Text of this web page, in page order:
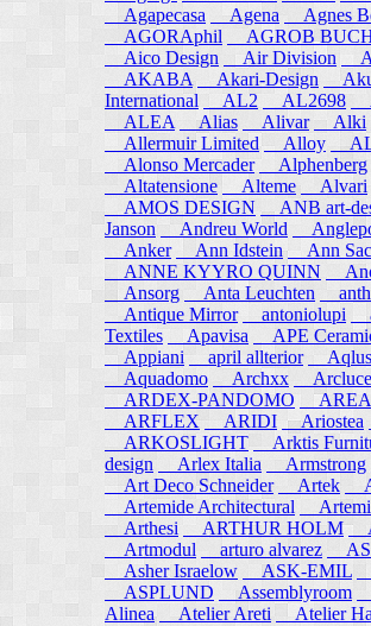
Agapecasa
Agena
Agnes
AGORAphil
AGROB
Aico Design
Air Division
AKABA
Akari-Design
International
AL2 AL2698
ALEA
Alias Alivar Alki
Allermuir Limited
Alloy
Alonso Mercader
Alphenberg
Altatensione
Alteme Alvari
AMOS DESIGN
ANB art-
Janson
Andreu World
Anker
Ann Idstein Ann
ANNE KYYRO QUINN
Ansorg
Anta Leuchten
Antique Mirror
antoniolupi
Textiles
Apavisa APE
Appiani
april allterior Aqlus
Aquadomo
Archxx Arcluce
ARDEX-PANDOMO
AREA
ARFLEX
ARIDI Ariostea
ARKOSLIGHT
Arktis
design
Arlex Italia Armstrong
Art Deco Schneider
Artek
Artemide Architectural
Arthesi
ARTHUR HOLM
Artmodul
arturo alvarez
Asher Israelow
ASK-EMIL
ASPLUND
Assemblyroom
Alinea
Atelier Areti Atelier